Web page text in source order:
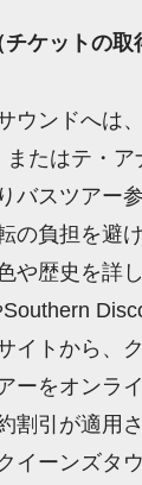
ケットの取
ウンドへは
またはテ・
バスツアー
の負担を避
や歴史を詳
イトから、
ーをオンラ
割引が適用
イーンズタ